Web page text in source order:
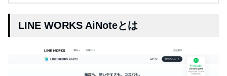
LINE WORKS AiNoteとは